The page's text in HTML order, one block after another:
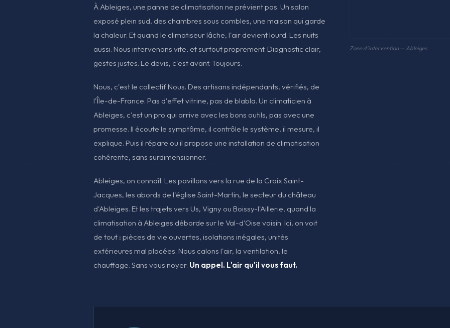
À Ableiges, une panne de climatisation ne prévient pas. Un salon
exposé plein sud, des chambres sous combles, une maison qui garde
la chaleur. Et quand le climatiseur lâche, l'air devient lourd. Les nuits
aussi. Nous intervenons vite, et surtout proprement. Diagnostic clair,
gestes justes. Le devis, c'est avant. Toujours.
Nous, c'est le collectif Nous. Des artisans indépendants, vérifiés, de
l'Île-de-France. Pas d'effet vitrine, pas de blabla. Un climaticien à
Ableiges, c'est un pro qui arrive avec les bons outils, pas avec une
promesse. Il écoute le symptôme, il contrôle le système, il mesure, il
explique. Puis il répare ou il propose une installation de climatisation
cohérente, sans surdimensionner.
Ableiges, on connaît. Les pavillons vers la rue de la Croix Saint-
Jacques, les abords de l'église Saint-Martin, le secteur du château
d'Ableiges. Et les trajets vers Us, Vigny ou Boissy-l'Aillerie, quand la
climatisation à Ableiges déborde sur le Val-d'Oise voisin. Ici, on voit
de tout : pièces de vie ouvertes, isolations inégales, unités
extérieures mal placées. Nous calons l'air, la ventilation, le
chauffage. Sans vous noyer. Un appel. L'air qu'il vous faut.
Zone d'intervention — Ableiges